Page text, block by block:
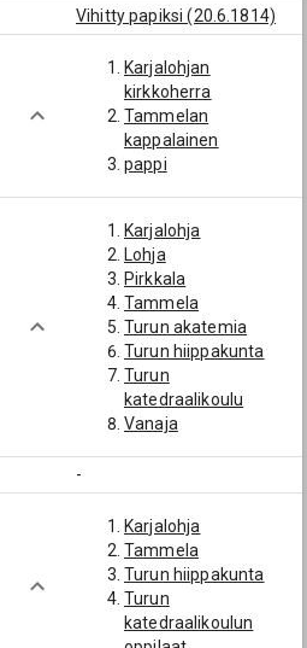
Vihitty papiksi (20.6.1814)
Karjalohjan
kirkkoherra
Tammelan
kappalainen
pappi
Karjalohja
Lohja
Pirkkala
Tammela
Turun akatemia
Turun hiippakunta
Turun
katedraalikoulu
Vanaja
-
Karjalohja
Tammela
Turun hiippakunta
Turun
katedraalikoulun